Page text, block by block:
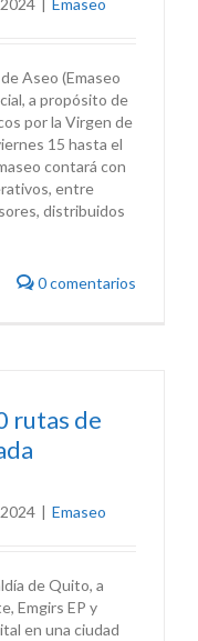
Emaseo
Aseo (Emaseo
a propósito de
por la Virgen de
15 hasta el
contará con
entre
distribuidos
0 comentarios
rutas de
| Emaseo
de Quito, a
Emgirs EP y
en una ciudad